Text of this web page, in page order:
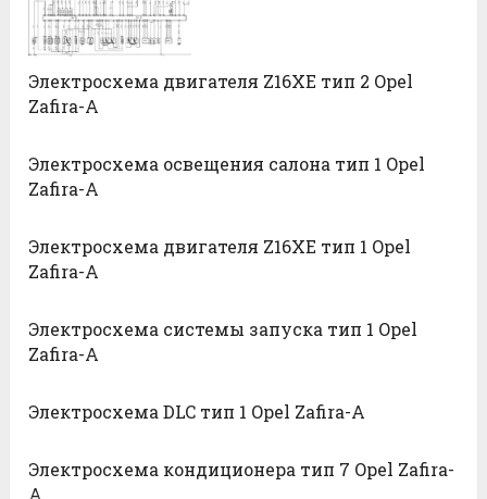
Электросхема двигателя Z16XE тип 2 Opel
Zafira-A
Электросхема освещения салона тип 1 Opel
Zafira-A
Электросхема двигателя Z16XE тип 1 Opel
Zafira-A
Электросхема системы запуска тип 1 Opel
Zafira-A
Электросхема DLC тип 1 Opel Zafira-A
Электросхема кондиционера тип 7 Opel Zafira-
A